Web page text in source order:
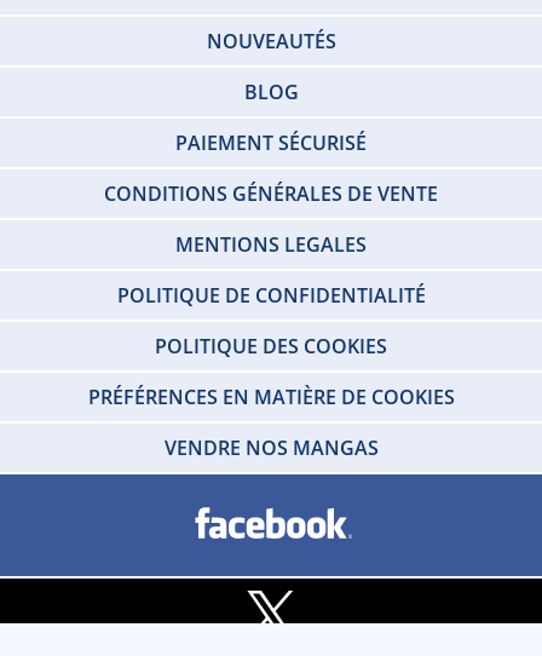
NOUVEAUTÉS
BLOG
PAIEMENT SÉCURISÉ
CONDITIONS GÉNÉRALES DE VENTE
MENTIONS LEGALES
POLITIQUE DE CONFIDENTIALITÉ
POLITIQUE DES COOKIES
PRÉFÉRENCES EN MATIÈRE DE COOKIES
VENDRE NOS MANGAS